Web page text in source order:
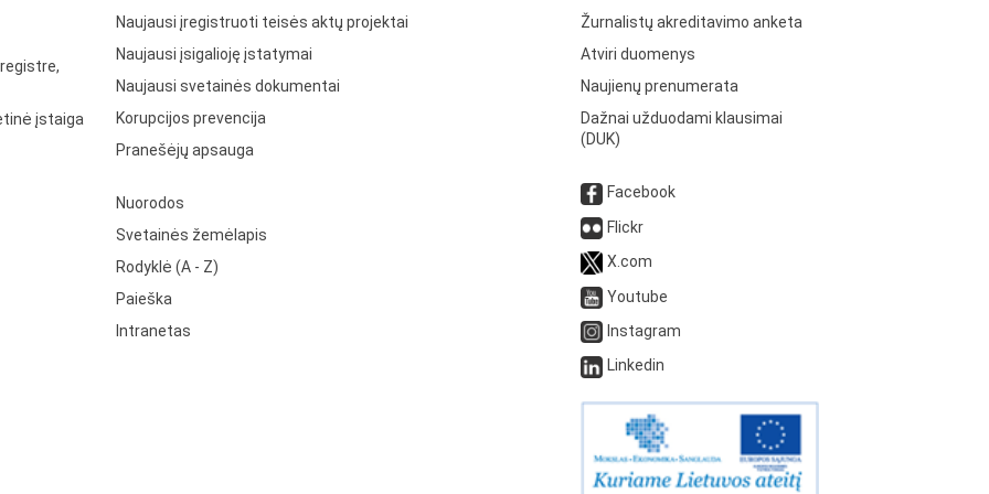
įstaiga
Naujausi įregistruoti teisės aktų projektai
Naujausi įsigalioję įstatymai
Naujausi svetainės dokumentai
Korupcijos prevencija
Pranešėjų apsauga
Nuorodos
Svetainės žemėlapis
Rodyklė (A - Z)
Paieška
Intranetas
Žurnalistų akreditavimo anketa
Atviri duomenys
Naujienų prenumerata
Dažnai užduodami klausimai
(DUK)
Facebook
Flickr
X.com
Youtube
Instagram
Linkedin